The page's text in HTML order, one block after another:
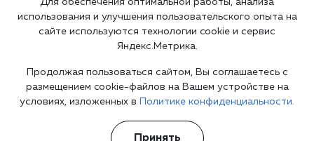
информационный характер и не являются медицинскими
услугами.
Оставаясь на сайте вы соглашаетесь на использование cookies.
Карта сайта
©2002-2026 Клиника доктора Шурова
Для обеспечения оптимальной работы, анализа
использования и улучшения пользовательского опыта на
сайте используются технологии cookie и сервис
Яндекс.Метрика.
Продолжая пользоваться сайтом, Вы соглашаетесь с
размещением cookie-файлов на Вашем устройстве на
условиях, изложенных в
Политике конфиденциальности.
Принять